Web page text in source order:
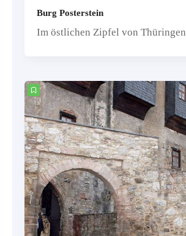
Burg Posterstein
Im östlichen Zipfel von Thüringen